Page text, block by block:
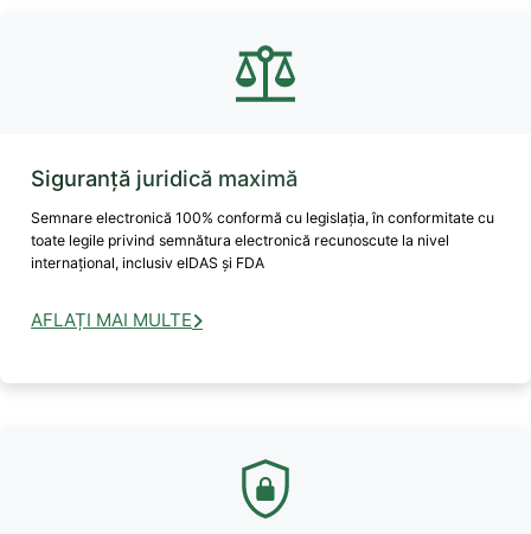
Siguranță juridică maximă
Semnare electronică 100% conformă cu legislația, în conformitate cu
toate legile privind semnătura electronică recunoscute la nivel
internațional, inclusiv eIDAS și FDA
AFLAȚI MAI MULTE